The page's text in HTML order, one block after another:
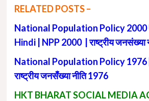
RELATED POSTS –
National Population Policy 2000
Hindi | NPP 2000 | राष्ट्रीय जनसंख्या
National Population Policy 1976
राष्ट्रीय जनसँख्या नीति 1976
HKT BHARAT SOCIAL MEDIA